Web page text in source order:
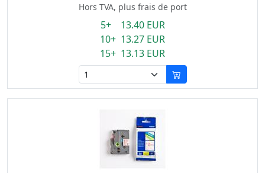
Hors TVA, plus frais de port
5+ 13.40 EUR
10+ 13.27 EUR
15+ 13.13 EUR